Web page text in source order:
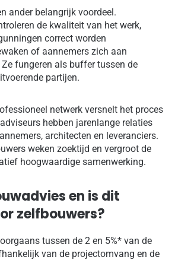
ander belangrijk voordeel.
de kwaliteit van het werk,
correct worden
of aannemers zich aan
fungeren als buffer tussen de
partijen.
netwerk versnelt het proces
hebben jarenlange relaties
architecten en leveranciers.
weken zoektijd en vergroot de
hoogwaardige samenwerking.
en is dit
zelfbouwers?
tussen de 2 en 5%* van de
van de projectomvang en de